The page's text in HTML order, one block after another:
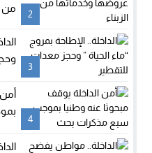
2
من
3
4